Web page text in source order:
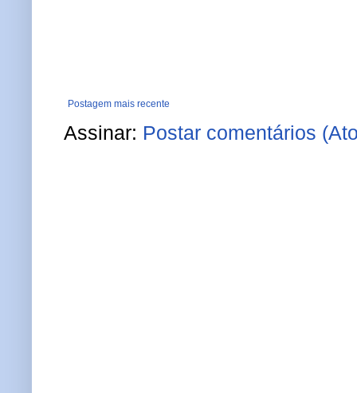
Postagem mais recente
Assinar: Postar comentários